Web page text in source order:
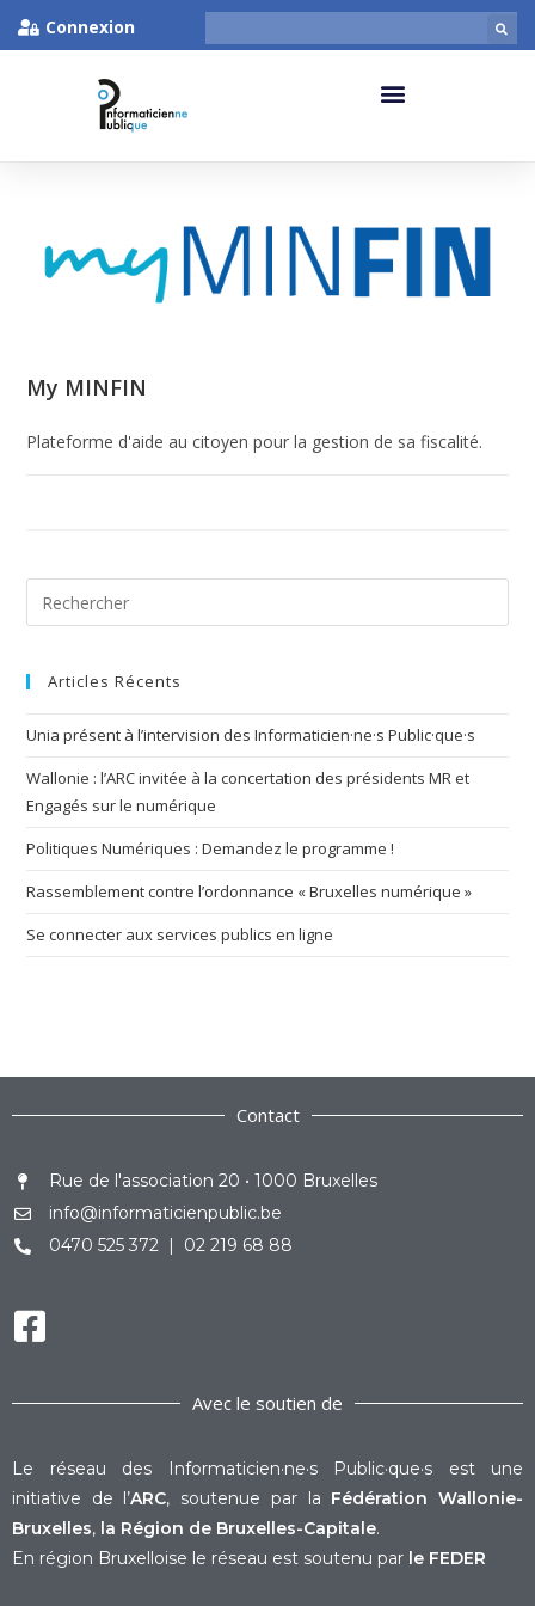
Connexion
My MINFIN
Plateforme d'aide au citoyen pour la gestion de sa fiscalité.
Articles Récents
Unia présent à l’intervision des Informaticien·ne·s Public·que·s
Wallonie : l’ARC invitée à la concertation des présidents MR et
Engagés sur le numérique
Politiques Numériques : Demandez le programme !
Rassemblement contre l’ordonnance « Bruxelles numérique »
Se connecter aux services publics en ligne
Contact
Rue de l'association 20 • 1000 Bruxelles
info@informaticienpublic.be
0470 525 372 | 02 219 68 88
Avec le soutien de
Le réseau des Informaticien·ne·s Public·que·s est une
initiative de l’ARC, soutenue par la Fédération Wallonie-
Bruxelles, la Région de Bruxelles-Capitale.
En région Bruxelloise le réseau est soutenu par le FEDER